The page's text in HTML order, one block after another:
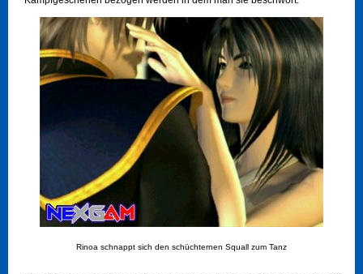
Rinoa schnappt sich den schüchternen Squall zum Tanz